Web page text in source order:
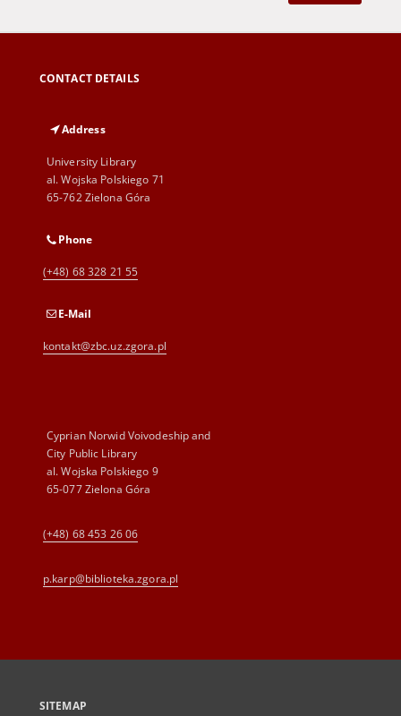
CONTACT DETAILS
Address
University Library
al. Wojska Polskiego 71
65-762 Zielona Góra
Phone
(+48) 68 328 21 55
E-Mail
kontakt@zbc.uz.zgora.pl
Cyprian Norwid Voivodeship and
City Public Library
al. Wojska Polskiego 9
65-077 Zielona Góra
(+48) 68 453 26 06
p.karp@biblioteka.zgora.pl
SITEMAP